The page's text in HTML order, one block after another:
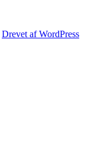
Drevet af WordPress